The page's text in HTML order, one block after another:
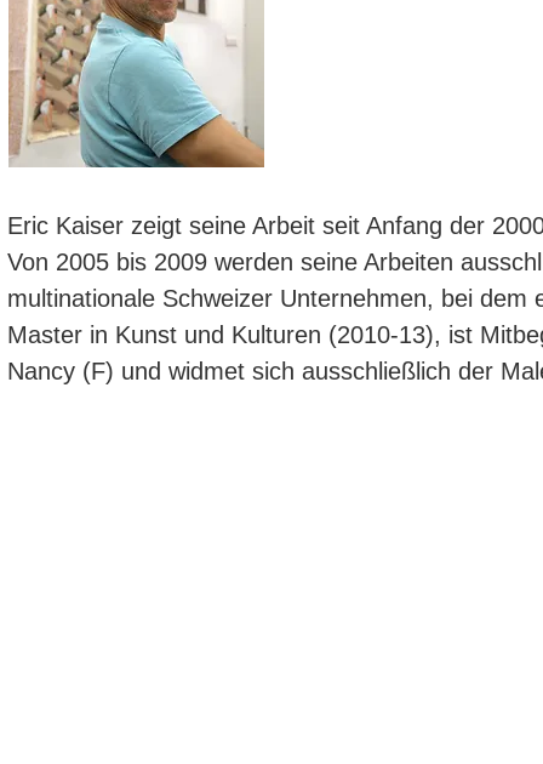
Eric Kaiser zeigt seine Arbeit seit Anfang der
Von 2005 bis 2009 werden seine Arbeiten
multinationale Schweizer Unternehmen, bei
Master in Kunst und Kulturen (2010-13), ist
Nancy (F) und widmet sich ausschließlich der